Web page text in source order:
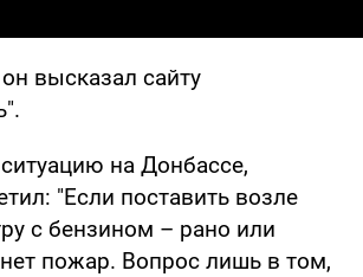
высказал сайту
на Донбассе,
"Если поставить возле
с бензином – рано или
пожар. Вопрос лишь в том,